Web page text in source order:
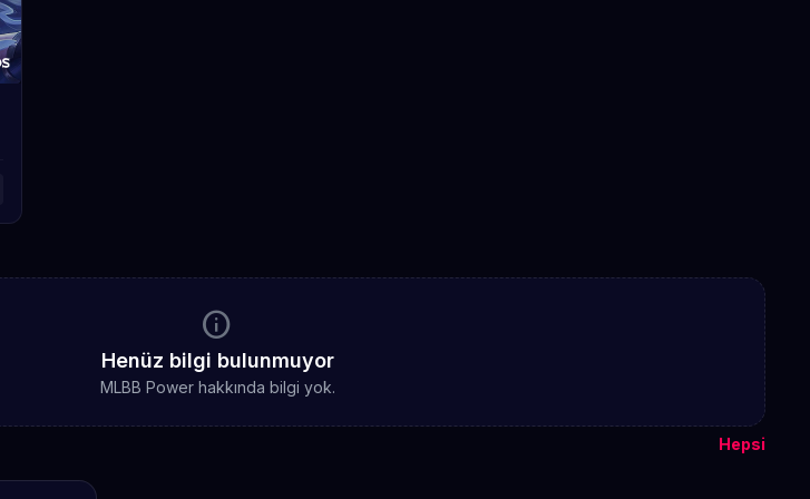
info
Henüz bilgi bulunmuyor
MLBB Power hakkında bilgi yok.
Hepsi